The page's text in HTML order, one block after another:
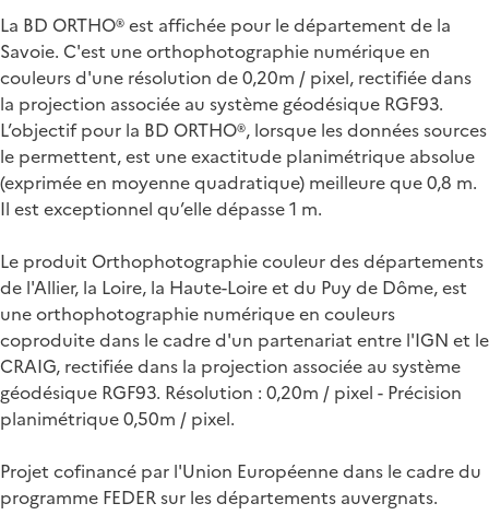
La BD ORTHO® est affichée pour le département de la
Savoie. C'est une orthophotographie numérique en
couleurs d'une résolution de 0,20m / pixel, rectifiée dans
la projection associée au système géodésique RGF93.
L’objectif pour la BD ORTHO®, lorsque les données sources
le permettent, est une exactitude planimétrique absolue
(exprimée en moyenne quadratique) meilleure que 0,8 m.
Il est exceptionnel qu’elle dépasse 1 m.
Le produit Orthophotographie couleur des départements
de l'Allier, la Loire, la Haute-Loire et du Puy de Dôme, est
une orthophotographie numérique en couleurs
coproduite dans le cadre d'un partenariat entre l'IGN et le
CRAIG, rectifiée dans la projection associée au système
géodésique RGF93. Résolution : 0,20m / pixel - Précision
planimétrique 0,50m / pixel.
Projet cofinancé par l'Union Européenne dans le cadre du
programme FEDER sur les départements auvergnats.